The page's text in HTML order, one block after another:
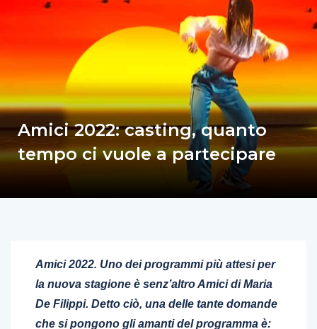
Amici 2022: casting, quanto
tempo ci vuole a partecipare
Amici 2022. Uno dei programmi più attesi per
la nuova stagione è senz’altro Amici di Maria
De Filippi. Detto ciò, una delle tante domande
che si pongono gli amanti del programma è: